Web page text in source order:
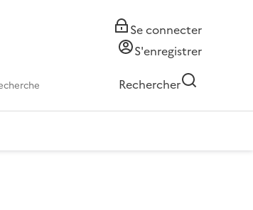
Se connecter
S'enregistrer
Rechercher